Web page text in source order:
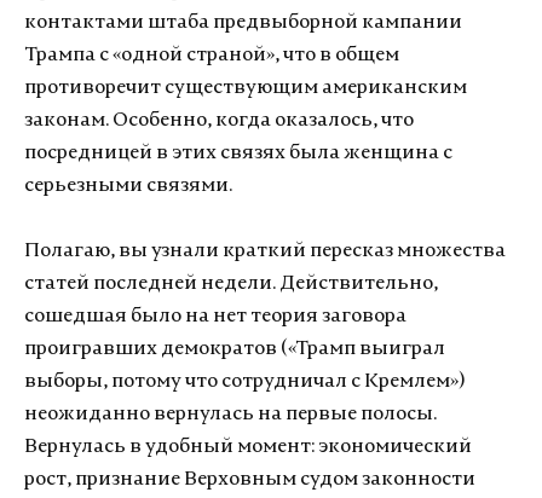
контактами штаба предвыборной кампании
Трампа с «одной страной», что в общем
противоречит существующим американским
законам. Особенно, когда оказалось, что
посредницей в этих связях была женщина с
серьезными связями.
Полагаю, вы узнали краткий пересказ множества
статей последней недели. Действительно,
сошедшая было на нет теория заговора
проигравших демократов («Трамп выиграл
выборы, потому что сотрудничал с Кремлем»)
неожиданно вернулась на первые полосы.
Вернулась в удобный момент: экономический
рост, признание Верховным судом законности